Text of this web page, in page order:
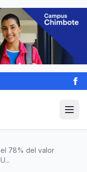
78% del valor